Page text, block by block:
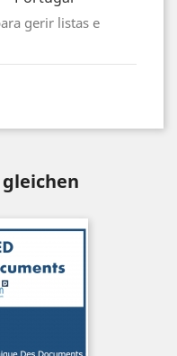
gerir listas e